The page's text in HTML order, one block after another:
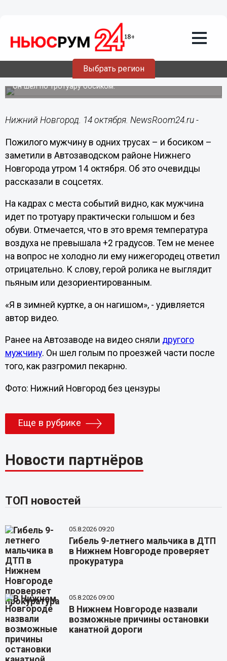
Выбрать регион
14.10.202410:35
Мужчину в одних трусах сняли на
улице в Нижнем Новгороде
Он шел по тротуару босиком.
Нижний Новгород. 14 октября. NewsRoom24.ru -
Пожилого мужчину в одних трусах – и босиком –
заметили в Автозаводском районе Нижнего
Новгорода утром 14 октября. Об это очевидцы
рассказали в соцсетях.
На кадрах с места событий видно, как мужчина
идет по тротуару практически голышом и без
обуви. Отмечается, что в это время температура
воздуха не превышала +2 градусов. Тем не менее
на вопрос не холодно ли ему нижегородец ответил
отрицательно. К слову, герой ролика не выглядит
пьяным или дезориентированным.
«Я в зимней куртке, а он нагишом», - удивляется
автор видео.
Ранее на Автозаводе на видео сняли другого
мужчину. Он шел голым по проезжей части после
того, как разгромил пекарню.
Фото: Нижний Новгород без цензуры
Еще в рубрике
Новости партнёров
ТОП новостей
05.8.2026 09:20
Гибель 9-летнего мальчика в ДТП
в Нижнем Новгороде проверяет
прокуратура
05.8.2026 09:00
В Нижнем Новгороде назвали
возможные причины остановки
канатной дороги